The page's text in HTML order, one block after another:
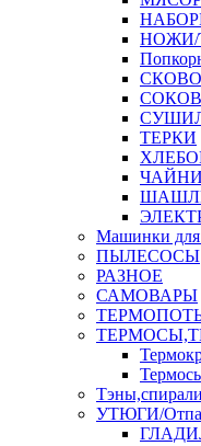
НОЖИ/
ТЕРКИ
Машинки для
ПЫЛЕСОСЫ
РАЗНОЕ
САМОВАРЫ
Тэны,спирали
УТЮГИ/